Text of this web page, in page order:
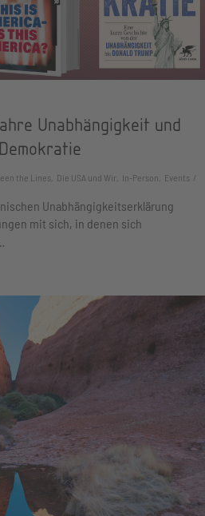
Unabhängigkeit und
the Lines, Die USA und Wir, In-Person, Events
Unabhängigkeitserklärung
mit sich, in denen sich